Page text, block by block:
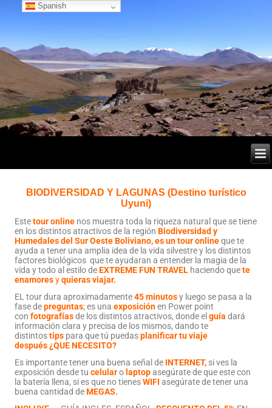
BIODIVERSIDAD Y LAGUNAS (Destino turístico
Uyuni)
Este tour online nos muestra toda la riqueza natural que se tiene
en los distintos atractivos de la regiónBiodiversidad y
Humedales del Sur Oeste Boliviano, es un tour online que te
ayuda a tener una amplia idea de la vida silvestre y los distintos
factores biológicos que te ayudaran a entender la magia de la
vida y todo al estilo deEXTREME FUN TRAVEL haciendo quete
enamoresyquieras viajar.
EL tour dura aproximadamente45 minutosy luego se pasa a la
fase depreguntas; es unaexposición en Power point
confotografíasde los distintos atractivos, donde el guía dará
información clara y precisa de los mismos, dando te
distintostips para que tú puedasplanificar tu viaje
después ¿QUE NECESITO?
Es importante tener una buena señal de INTERNET, si ves la
exposición desde tucelular o laptop asegúrate de que este con
la batería llena, si es que no tienesWIFIasegúrate de tener una
buena cantidad deMEGAS.
Spanish